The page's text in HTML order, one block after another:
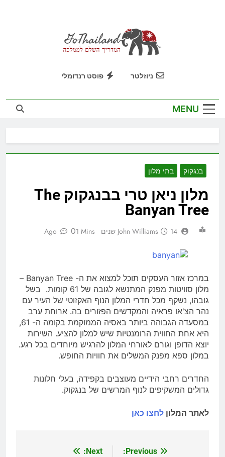
GoThailand
המדריך השלם לממלכה
ניוזלטר פוסט רנדומלי
MENU
בנגקוק בתי מלון
מלון ניאן טרי בבנגקוק The
Banyan Tree
John Williams 14 שנים Ago 01 Mins
במרכז אזור העסקים תוכל למצוא את ה- Banyan Tree –
מלון סוויטות מפנק המתנשא לגובה של 61 קומות. בשל
גובהו, נשקף מכל חדרי המלון הנוף האקזוטי של העיר עם
נהר הצ'או פראיה והמקדשים הפזורים בה. ארוחת ערב
במסעדה הגבוהה ביותר באסיה הממוקמת בקומה ה- 61,
היא אחת החווית הרומנטיות שיש למלון להציע. השירות
יוצא הדופן וגורם לאורחי המלון להרגיש מיוחדים בכל רגע.
במלון ספא מפנק המשלים את חוויות החופש.
החדרים רחבי הידיים מעוצבים בקפידה, בעלי חלונות
גדולים המשקיפים לנוף המרשים של בנגקוק.
לאתר המלון לחצו כאן
Previous:
Next: